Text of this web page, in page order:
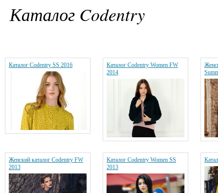
Каталог Codentry
Каталог Codentry SS 2016
Каталог Codentry Women FW
2014
Женский каталог Codentry FW
2013
Каталог Codentry Women SS
2013